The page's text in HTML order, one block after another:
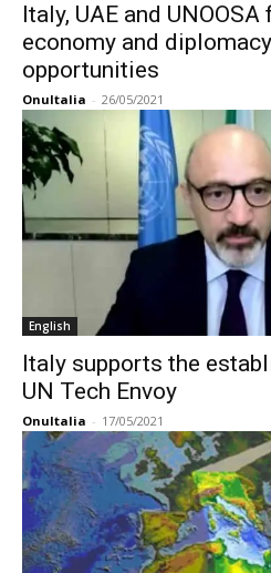
Italy, UAE and
economy and
opportunities
OnuItalia - 26/05/2021
English
Italy supports the
UN Tech Envoy
OnuItalia - 17/05/2021